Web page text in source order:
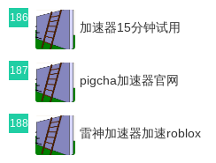
186
加速器15分钟试用
187
pigcha加速器官网
188
雷神加速器加速roblox